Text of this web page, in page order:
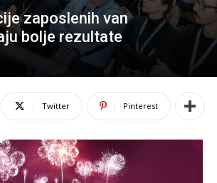
zaposlenih van
bolje rezultate
Twitter Pinterest